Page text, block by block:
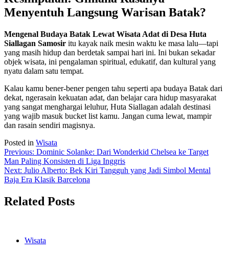
Menyentuh Langsung Warisan Batak?
Mengenal Budaya Batak Lewat Wisata Adat di Desa Huta
Siallagan Samosir itu kayak naik mesin waktu ke masa lalu—tapi
yang masih hidup dan berdetak sampai hari ini. Ini bukan sekadar
objek wisata, ini pengalaman spiritual, edukatif, dan kultural yang
nyatu dalam satu tempat.
Kalau kamu bener-bener pengen tahu seperti apa budaya Batak dari
dekat, ngerasain kekuatan adat, dan belajar cara hidup masyarakat
yang sangat menghargai leluhur, Huta Siallagan adalah destinasi
yang wajib masuk bucket list kamu. Jangan cuma lewat, mampir
dan rasain sendiri magisnya.
Posted in Wisata
Navigasi
pos
Previous: Dominic Solanke: Dari Wonderkid Chelsea ke Target
Man Paling Konsisten di Liga Inggris
Next: Julio Alberto: Bek Kiri Tangguh yang Jadi Simbol Mental
Baja Era Klasik Barcelona
Related Posts
Wisata